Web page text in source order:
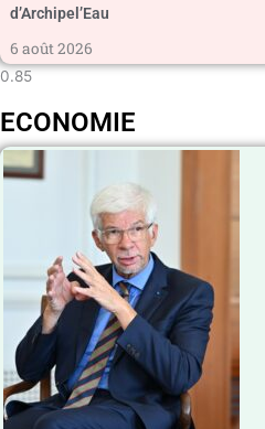
d’Archipel’Eau
6 août 2026
ECONOMIE